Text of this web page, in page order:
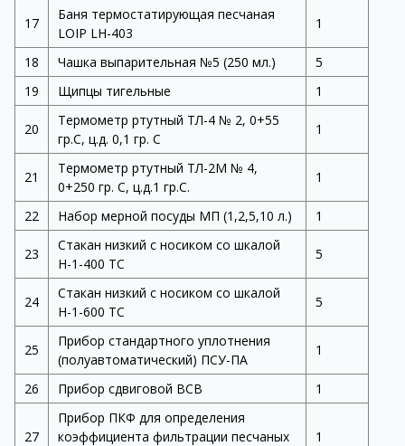
17
Баня термостатирующая песчаная
LOIP LH-403
1
18 Чашка выпарительная №5 (250 мл.)
5
19
Щипцы тигельные 1
20
Термометр ртутный ТЛ-4 № 2, 0+55
гр.С, ц.д. 0,1 гр. С
1
21
Термометр ртутный ТЛ-2M № 4,
0+250 гр. С, ц.д.1 гр.С.
1
22 Набор мерной посуды МП (1,2,5,10 л.) 1
23
Стакан низкий с носиком со шкалой
Н-1-400 ТС
5
24
Стакан низкий с носиком со шкалой
Н-1-600 ТС
5
25
Прибор стандартного уплотнения
(полуавтоматический) ПСУ-ПА
1
26 Прибор сдвиговой ВСВ 1
27
Прибор ПКФ для определения
коэффициента фильтрации песчаных
1